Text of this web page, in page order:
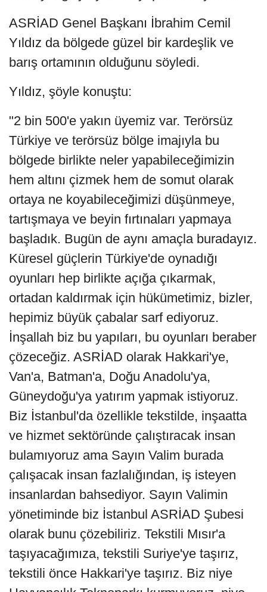
ASRİAD Genel Başkanı İbrahim Cemil
Yıldız da bölgede güzel bir kardeşlik ve
barış ortamının olduğunu söyledi.
Yıldız, şöyle konuştu:
"2 bin 500'e yakın üyemiz var. Terörsüz
Türkiye ve terörsüz bölge imajıyla bu
bölgede birlikte neler yapabileceğimizin
hem altını çizmek hem de somut olarak
ortaya ne koyabileceğimizi düşünmeye,
tartışmaya ve beyin fırtınaları yapmaya
başladık. Bugün de aynı amaçla buradayız.
Küresel güçlerin Türkiye'de oynadığı
oyunları hep birlikte açığa çıkarmak,
ortadan kaldırmak için hükümetimiz, bizler,
hepimiz büyük çabalar sarf ediyoruz.
İnşallah biz bu yapıları, bu oyunları beraber
çözeceğiz. ASRİAD olarak Hakkari'ye,
Van'a, Batman'a, Doğu Anadolu'ya,
Güneydoğu'ya yatırım yapmak istiyoruz.
Biz İstanbul'da özellikle tekstilde, inşaatta
ve hizmet sektöründe çalıştıracak insan
bulamıyoruz ama Sayın Valim burada
çalışacak insan fazlalığından, iş isteyen
insanlardan bahsediyor. Sayın Valimin
yönetiminde biz İstanbul ASRİAD Şubesi
olarak bunu çözebiliriz. Tekstili Mısır'a
taşıyacağımıza, tekstili Suriye'ye taşırız,
tekstili önce Hakkari'ye taşırız. Biz niye